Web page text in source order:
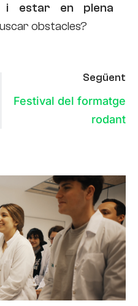
i estar en plena
obstacles?
Següent
Festival del formatge
rodant